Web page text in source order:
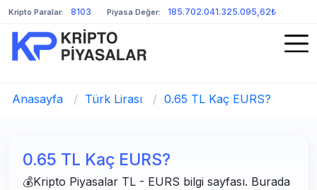
Kripto Paralar: 8103 Piyasa Değer: 185.702.041.325.095,62₺
Anasayfa / Türk Lirası / 0.65 TL Kaç EURS?
0.65 TL Kaç EURS?
💰Kripto Piyasalar TL - EURS bilgi sayfası. Burada